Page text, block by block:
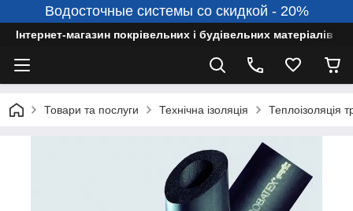
Водосточные системы со скидкой - 20%
Інтернет-магазин покрівельних і будівельних матеріалів
Товари та послуги Технічна ізоляція Теплоізоляція